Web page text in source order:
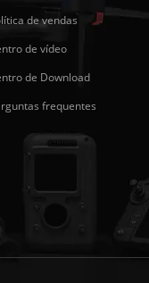
de vendas
de vídeo
de Download
frequentes